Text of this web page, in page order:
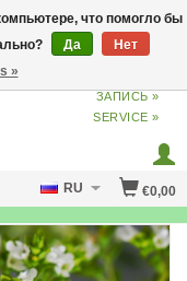
ИЗ
ЗАПИСЬ »
SERVICE »
€0,00
RU
что помогло бы
Да
Нет
»